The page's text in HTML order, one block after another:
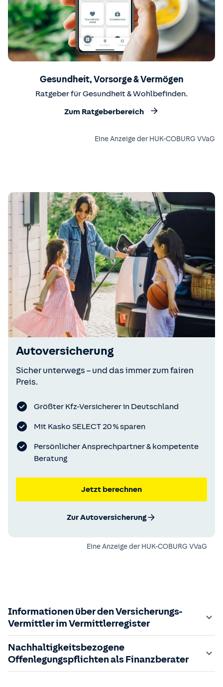
Gesundheit, Vorsorge & Vermögen
Ratgeber für Gesundheit & Wohlbefinden.
Zum Ratgeberbereich
Eine Anzeige der HUK-COBURG VVaG
Autoversicherung
Sicher unterwegs – und das immer zum fairen
Preis.
Größter Kfz-Versicherer in Deutschland
Mit Kasko SELECT 20 % sparen
Persönlicher Ansprechpartner & kompetente
Beratung
Jetzt berechnen
Zur Autoversicherung
Eine Anzeige der HUK-COBURG VVaG
Informationen über den Versicherungs-
Vermittler im Vermittlerregister
Zuständige Aufsichtsbehörde:
Der Vermittler ist gebundener Versicherungsvermittler
gem. §34d GewO, bei der zuständigen IHK gemeldet und
Nachhaltigkeitsbezogene
Offenlegungspflichten als Finanzberater